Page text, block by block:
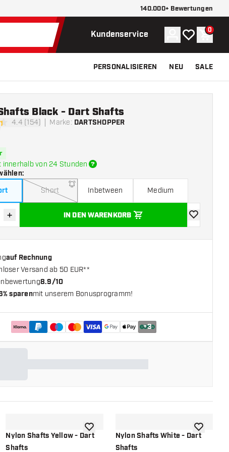
140.000+ Bewertungen
Kundenservice Konto
Meine 0
PERSONALISIEREN NEU SALE
4.4 (154) Marke: DARTSHOPPER
Black - Dart Shafts
innerhalb von 24 Stunden
:
Short Inbetween Medium
verringern
Menge erhöhen
+ IN DEN WARENKORB
Zur
auf Rechnung
Versand ab 50 EUR**
8.9/10
sparenmit unserem Bonusprogramm!
+3
hinzufügen
Nylon Shafts Yellow - Dart
Shafts
Zur Wunschliste hinzufügen
Nylon Shafts White - Dart
Shafts
Zur